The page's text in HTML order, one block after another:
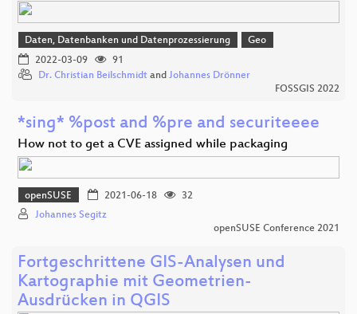
Daten, Datenbanken und Datenprozessierung
Geo
2022-03-09
91
Dr. Christian Beilschmidt and Johannes Drönner
FOSSGIS 2022
*sing* %post and %pre and securiteeee
How not to get a CVE assigned while packaging
openSUSE 2021-06-18
32
Johannes Segitz
openSUSE Conference 2021
Fortgeschrittene GIS-Analysen und
Kartographie mit Geometrien-
Ausdrücken in QGIS